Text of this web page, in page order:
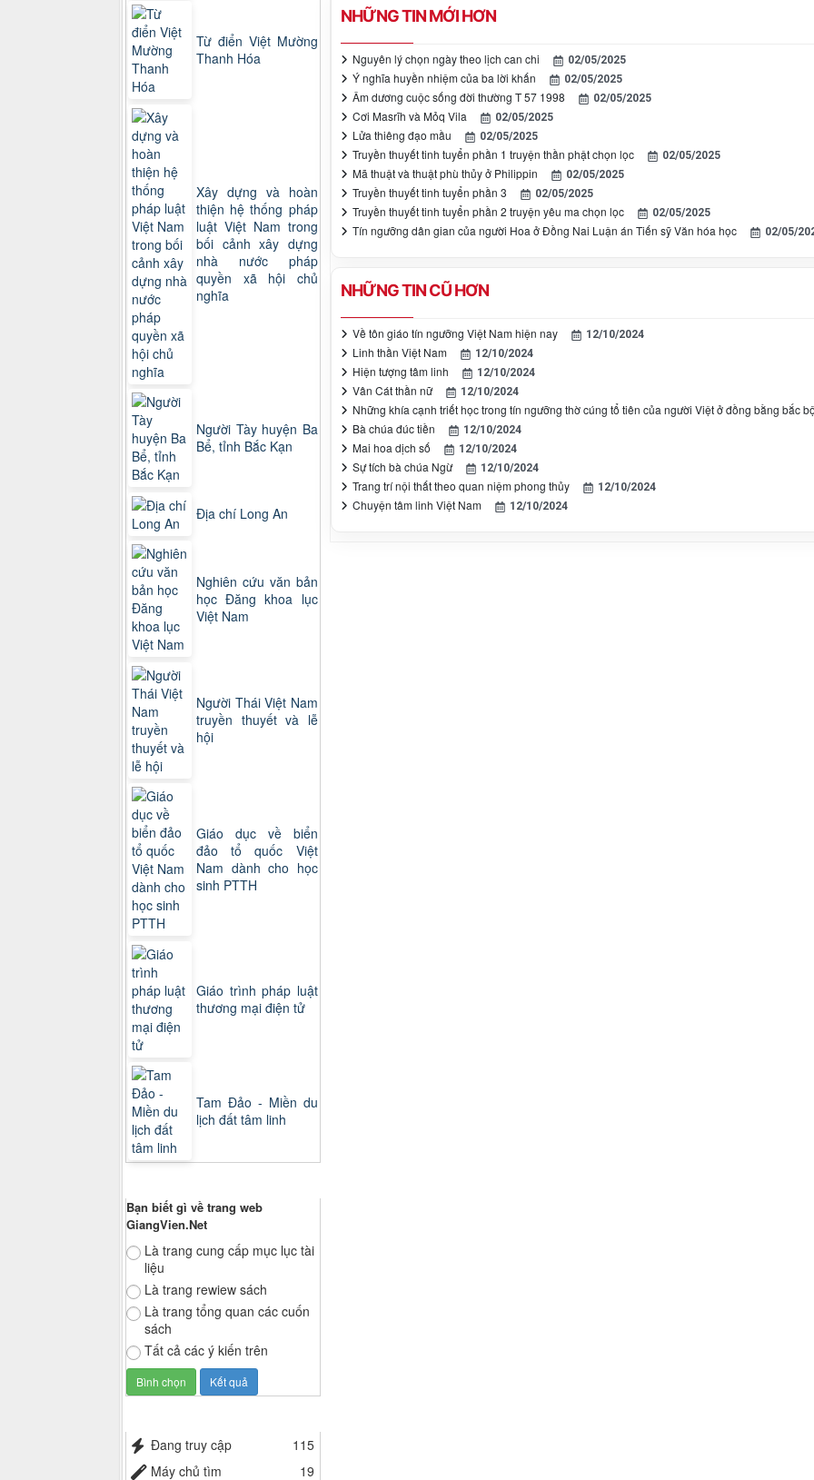
NHỮNG TIN MỚI HƠN
Nguyên lý chọn ngày theo lịch can chi 02/05/2025
Ý nghĩa huyền nhiệm của ba lời khấn 02/05/2025
Âm dương cuộc sống đời thường T 57 1998 02/05/2025
Cơi Masrĩh và Mỏq Vila 02/05/2025
Lửa thiêng đạo mầu 02/05/2025
Truyền thuyết tinh tuyển phần 1 truyện thần phật chọn lọc 02/05/2025
Mã thuật và thuật phù thủy ở Philippin 02/05/2025
Truyền thuyết tinh tuyển phần 3 02/05/2025
Truyền thuyết tinh tuyển phần 2 truyện yêu ma chọn lọc 02/05/2025
Tín ngưỡng dân gian của người Hoa ở Đồng Nai Luận án Tiến sỹ Văn hóa học 02/05/
NHỮNG TIN CŨ HƠN
Về tôn giáo tín ngưỡng Việt Nam hiện nay 12/10/2024
Linh thần Việt Nam 12/10/2024
Hiện tượng tâm linh 12/10/2024
Vân Cát thần nữ 12/10/2024
Những khía cạnh triết học trong tín ngưỡng thờ cúng tổ tiên của người Việt ở đồng bằng bắc
Bà chúa đúc tiền
12/10/2024
Mai hoa dịch số 12/10/2024
Sự tích bà chúa Ngừ 12/10/2024
Trang trí nội thất theo quan niệm phong thủy 12/10/2024
Chuyện tâm linh Việt Nam 12/10/2024
Từ điển Việt Mường
Thanh Hóa
Xây dựng và hoàn
thiện hệ thống pháp
luật Việt Nam trong
bối cảnh xây dựng
nhà nước pháp
quyền xã hội chủ
nghĩa
Người Tày huyện Ba
Bể, tỉnh Bắc Kạn
Địa chí Long An
Nghiên cứu văn bản
học Đăng khoa lục
Việt Nam
Người Thái Việt Nam
truyền thuyết và lễ
hội
Giáo dục về biển
đảo tổ quốc Việt
Nam dành cho học
sinh PTTH
Giáo trình pháp luật
thương mại điện tử
Tam Đảo - Miền du
lịch đất tâm linh
Bạn biết gì về trang web
GiangVien.Net
Là trang cung cấp mục lục tài
liệu
Là trang rewiew sách
Là trang tổng quan các cuốn
sách
Tất cả các ý kiến trên
Đang truy cập
115
Máy chủ tìm
19